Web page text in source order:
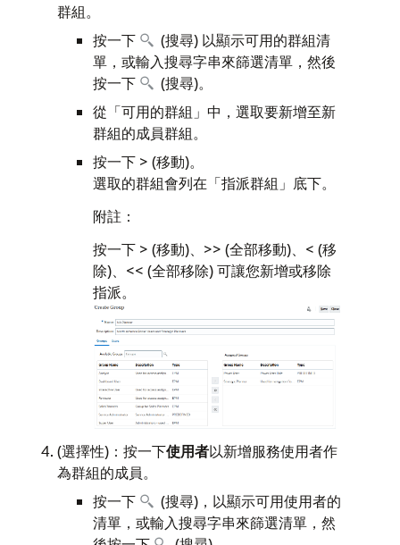
群組。
按一下
(搜尋) 以顯示可用的群組清
單，或輸入搜尋字串來篩選清單，然後
按一下
(搜尋)。
從「可用的群組」中，選取要新增至新
群組的成員群組。
按一下 > (移動)。
選取的群組會列在「指派群組」底下。
附註：
按一下 > (移動)、>> (全部移動)、< (移
除)、<< (全部移除) 可讓您新增或移除
指派。
(選擇性)：按一下使用者以新增服務使用者作
為群組的成員。
按一下
(搜尋)，以顯示可用使用者的
清單，或輸入搜尋字串來篩選清單，然